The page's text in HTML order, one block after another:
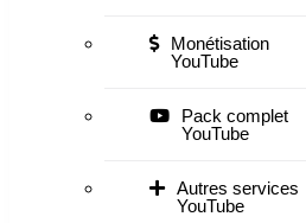
Monétisation
YouTube
Pack complet
YouTube
Autres services
YouTube